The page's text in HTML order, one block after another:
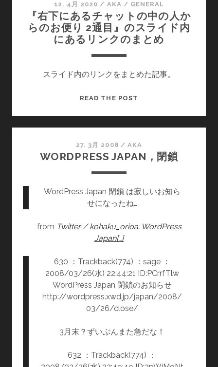
12. 4月 2020 / AKA / GENERAL
『右下にあるチャットの中の人か
らのお便り 2通目』のスライド内
にあるリンクのまとめ
スライド内のリンクをまとめた記事。
READ THE POST
る
チ
ト
の
ら
の
お
便
り
通
の
27. 3月 2008 / AKA
WORDPRESS JAPAN，閉鎖
WordPress Japan 閉鎖 は寂しいお知ら
せになったね…
from Twitter / kohaku_orioa: WordPress
Japan[…]
630 ：Trackback(774) ：sage ：
2008/03/26(水) 22:44:21 ID:PCrrfTlw
WordPress Japan 閉鎖のお知らせ
http://wordpress.xwd.jp/japan/2008/
03/26/close/
3月末？ずいぶんまた急だな！
632 ：Trackback(774) ：